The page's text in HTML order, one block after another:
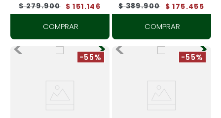
$ 279.900 $ 151.146
COMPRAR
$ 389.900 $ 175.455
COMPRAR
-55% -55%